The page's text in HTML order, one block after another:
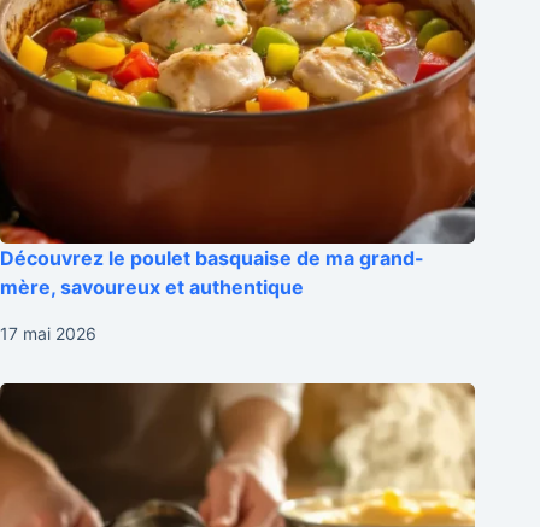
Découvrez le poulet basquaise de ma grand-
mère, savoureux et authentique
17 mai 2026